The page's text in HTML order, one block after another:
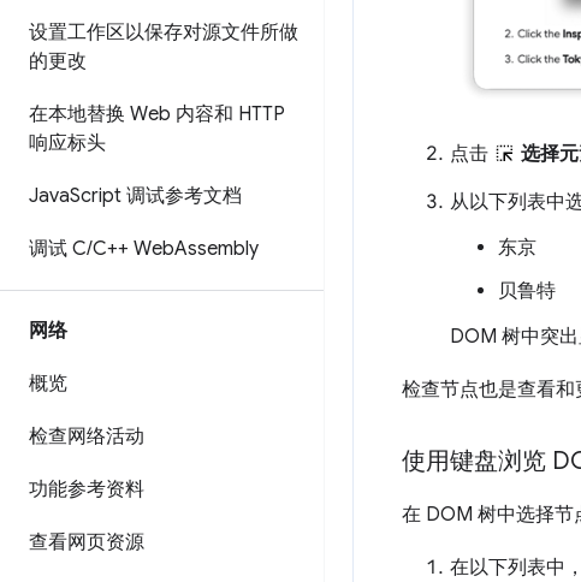
设置工作区以保存对源文件所做
的更改
在本地替换 Web 内容和 HTTP
响应标头
JavaScript 调试参考文档
调试 C/C++ WebAssembly
网络
概览
检查网络活动
功能参考资料
查看网页资源
点击 选择
从以下列表中
东京
贝鲁特
DOM 树中突
检查节点也是查看和
使用键盘浏览
在 DOM 树中选择节
在以下列表中